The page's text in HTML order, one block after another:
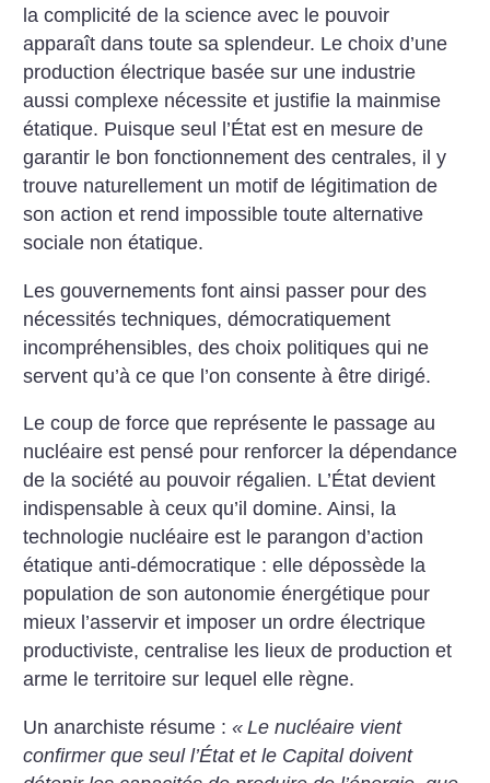
la complicité de la science avec le pouvoir
apparaît dans toute sa splendeur. Le choix d’une
production électrique basée sur une industrie
aussi complexe nécessite et justifie la mainmise
étatique. Puisque seul l’État est en mesure de
garantir le bon fonctionnement des centrales, il y
trouve naturellement un motif de légitimation de
son action et rend impossible toute alternative
sociale non étatique.
Les gouvernements font ainsi passer pour des
nécessités techniques, démocratiquement
incompréhensibles, des choix politiques qui ne
servent qu’à ce que l’on consente à être dirigé.
Le coup de force que représente le passage au
nucléaire est pensé pour renforcer la dépendance
de la société au pouvoir régalien. L’État devient
indispensable à ceux qu’il domine. Ainsi, la
technologie nucléaire est le parangon d’action
étatique anti-démocratique : elle dépossède la
population de son autonomie énergétique pour
mieux l’asservir et imposer un ordre électrique
productiviste, centralise les lieux de production et
arme le territoire sur lequel elle règne.
Un anarchiste résume :« Le nucléaire vient
confirmer que seul l’État et le Capital doivent